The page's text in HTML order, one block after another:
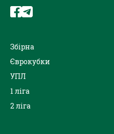
Збірна
Єврокубки
УПЛ
1 ліга
2 ліга